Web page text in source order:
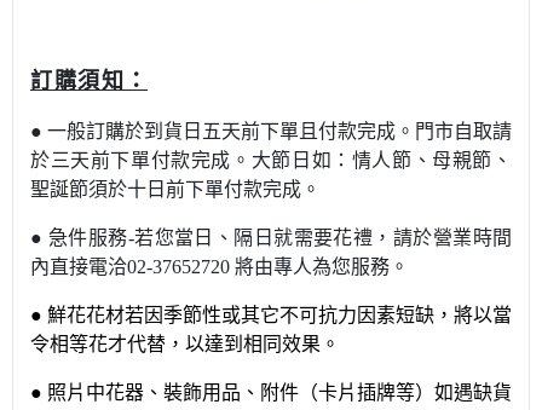
訂購須知 ：
● 一般訂購於到貨日五天前下單且付款完成。門市自取請
於三天前下單付款完成。 大節日如：情人節 、母親節 、
聖誕節須於十日前下單付款完成。
● 急件服務-若您當日
、隔日就需要花禮，請於營業時間
內直接電洽02-37652720 將由專人為您服務。
● 鮮花花材若因季節性或其它不可抗力因素短缺，將以當
令相等花才代替，以達到相同效果。
● 照片中花器 、裝飾用品、附件（卡片插牌等）如遇缺貨